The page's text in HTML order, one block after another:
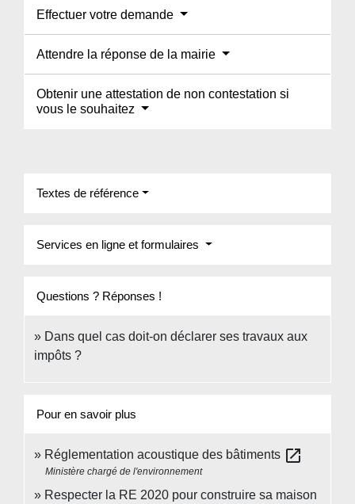
Effectuer votre demande
Attendre la réponse de la mairie
Obtenir une attestation de non contestation si
vous le souhaitez
Textes de référence
Services en ligne et formulaires
Questions ? Réponses !
Dans quel cas doit-on déclarer ses travaux aux
impôts ?
Pour en savoir plus
Réglementation acoustique des bâtiments open_in_new
Ministère chargé de l'environnement
Respecter la RE 2020 pour construire sa maison